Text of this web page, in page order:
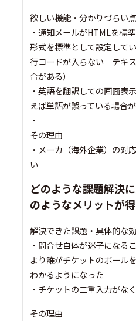
欲しい機能・分かりづらい点
・通知メールがHTMLを標
形式を標準として設定して
行コードが入らない テキ
合がある）
・英語を翻訳しての画面表
えば単語が誤っている場合
・
その理由
・メーカ（海外企業）の対
い
どのような課題解決
のようなメリットが
解決できた課題・具体的な
・問合せ自体が迷子になる
より誰がチケットのボール
わかるようになった
・チケットの二重入力がな
その理由